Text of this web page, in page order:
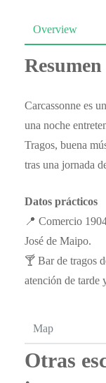
Overview
Map
Resumen
Carcassonne es
una noche
Tragos, buena
tras una jornada
Datos prácticos
📍 Comercio
José de Maipo.
🍸 Bar de tragos
atención de tarde
Otras